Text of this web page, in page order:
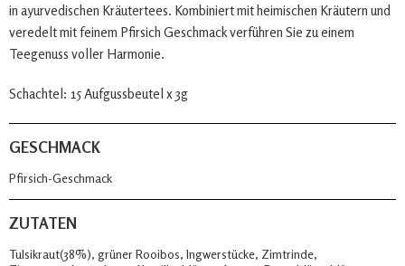
in ayurvedischen Kräutertees. Kombiniert mit heimischen Kräutern und
veredelt mit feinem Pfirsich Geschmack verführen Sie zu einem
Teegenuss voller Harmonie.
Schachtel: 15 Aufgussbeutel x 3g
GESCHMACK
Pfirsich-Geschmack
ZUTATEN
Tulsikraut(38%), grüner Rooibos, Ingwerstücke, Zimtrinde,